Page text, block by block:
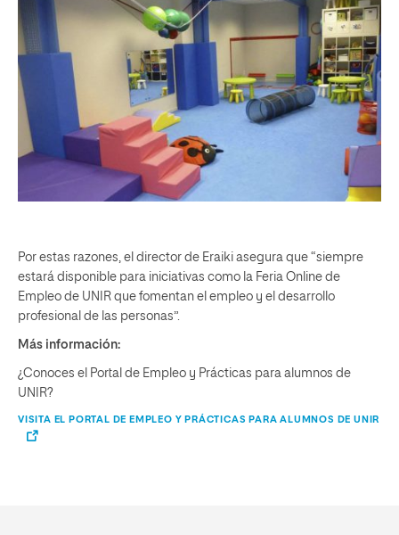
Por estas razones, el director de Eraiki asegura que “siempre
estará disponible para iniciativas como la Feria Online de
Empleo de UNIR que fomentan el empleo y el desarrollo
profesional de las personas”.
Más información:
¿Conoces el Portal de Empleo y Prácticas para alumnos de
UNIR?
VISITA EL PORTAL DE EMPLEO Y PRÁCTICAS PARA ALUMNOS DE UNIR